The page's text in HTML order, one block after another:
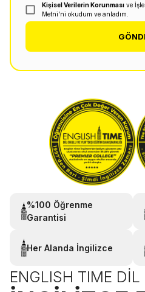
Kişisel Verilerin Korunması ve
Metni'ni okudum ve anladım.
%100 Öğrenme
Garantisi
Her Alanda İngilizce
ENGLISH TIME DIL